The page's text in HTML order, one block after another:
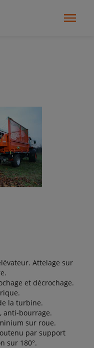
Attelage sur
et décrochage.
la turbine.
anti-bourrage.
sur roue.
par support
sur 180°.